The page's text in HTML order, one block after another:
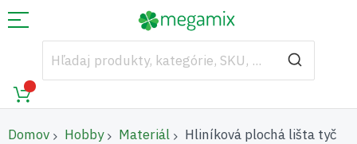
Domov Hobby Materiál
Hliníková plochá lišta tyč